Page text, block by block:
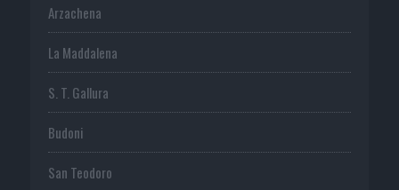
Arzachena
La Maddalena
S. T. Gallura
Budoni
San Teodoro